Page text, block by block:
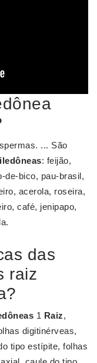
... São
: feijão,
de-bico, pau-brasil,
acerola, roseira,
café, jenipapo,
das
raiz
1 Raiz,
digitinérveas,
tipo estípite, folhas